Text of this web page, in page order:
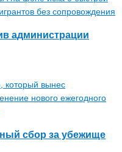
администрации
сбор за убежище